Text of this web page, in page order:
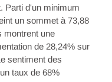
Parti d'un minimum
un sommet à 73,88
montrent une
de 28,24% sur
sentiment des
taux de 68%